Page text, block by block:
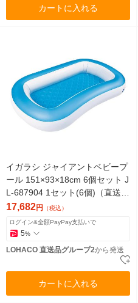
カートに入れる
イガラシ ジャイアントベビープ
ール 151×93×18cm 6個セット J
L-687904 1セット(6個)（直送
品）
17,682円 （税込）
ログイン&全額PayPay支払いで
5%
LOHACO 直送品グループ2から発送
カートに入れる